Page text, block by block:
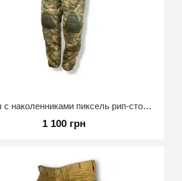
Штаны с наколенниками пиксель рип-стоп размер 48
1 100 грн